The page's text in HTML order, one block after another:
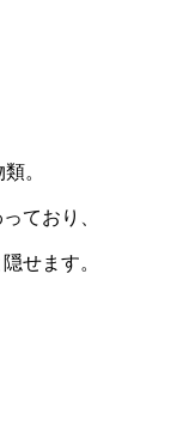
。
ており、
せます。